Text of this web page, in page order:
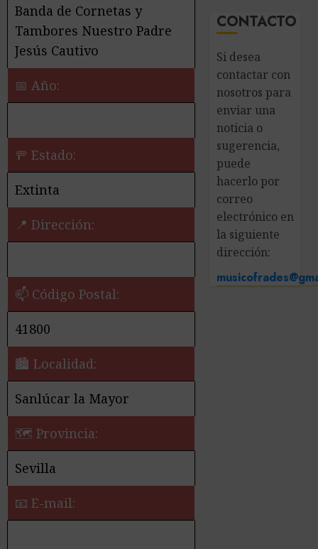
Banda de Cornetas y
Tambores Nuestro Padre
Jesús Cautivo
📅 Año:
🚥 Estado:
Extinta
📍 Dirección:
📫 Código Postal:
41800
🏙️ Localidad:
Sanlúcar la Mayor
🗺 Provincia:
Sevilla
📧 E-mail:
CONTACTO
Si desea
contactar con
nosotros para
enviar una
noticia o
sugerencia,
puede
hacerlo por
correo
electrónico en
la siguiente
dirección: